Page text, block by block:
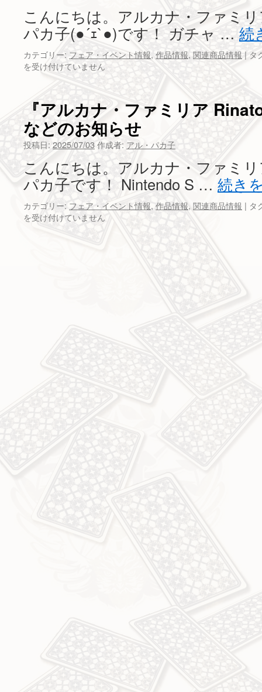
こんにちは。アルカナ・ファミ
パカ子(●´ｪ`●)です！ ガチャ … 続
カテゴリー: フェア・イベント情報, 作品情報, 関連商品情報 | タ
を受け付けていません
『アルカナ・ファミリア
などのお知らせ
投稿日: 2025/07/03作成者: アル・パカ子
こんにちは。アルカナ・ファミ
パカ子です！ Nintendo S … 続き
カテゴリー: フェア・イベント情報, 作品情報, 関連商品情報 | タ
を受け付けていません